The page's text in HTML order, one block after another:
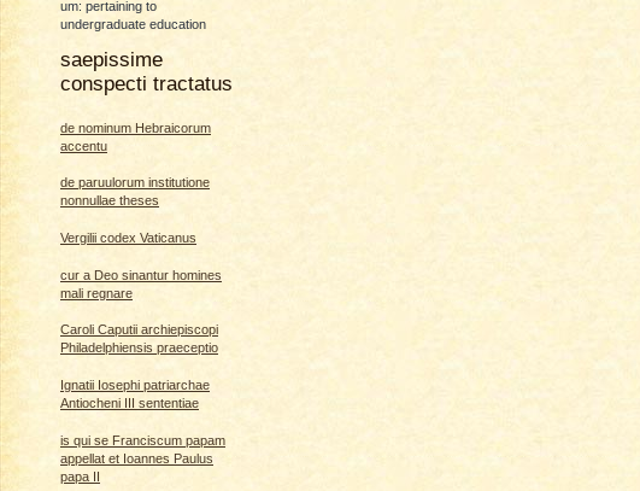
um: pertaining to
undergraduate education
saepissime
conspecti tractatus
de nominum Hebraicorum
accentu
de paruulorum institutione
nonnullae theses
Vergilii codex Vaticanus
cur a Deo sinantur homines
mali regnare
Caroli Caputii archiepiscopi
Philadelphiensis praeceptio
Ignatii Iosephi patriarchae
Antiocheni III sententiae
is qui se Franciscum papam
appellat et Ioannes Paulus
papa II